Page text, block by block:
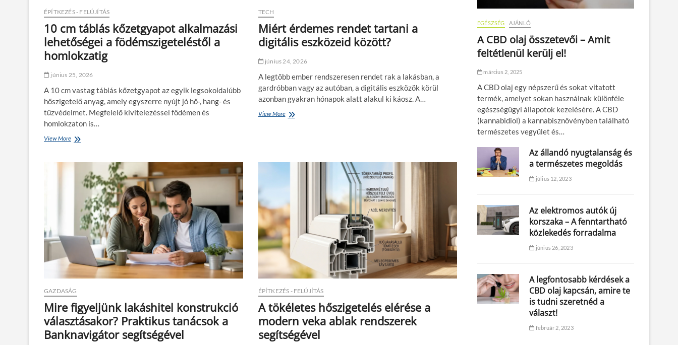
s
u
n
k
a
e
y
i
k
é
e
a
g
y
o
b
é
t
t
a
a
r
o
k
a
n
a
o
k
o
ÉPÍTKEZÉS - FELÚJÍTÁS
10 cm táblás kőzetgyapot alkalmazási
lehetőségei a födémszigeteléstől a
homlokzatig
június 25, 2026
A 10 cm vastag táblás kőzetgyapot az egyik legsokoldalúbb
hőszigetelő anyag, amely egyszerre nyújt jó hő-, hang- és
tűzvédelmet. Megfelelő kivitelezéssel födémen és
homlokzaton is…
View More
ő
t
a
p
o
t
l
TECH
Miért érdemes rendet tartani a
digitális eszközeid között?
június 24, 2026
A legtöbb ember rendszeresen rendet rak a lakásban, a
gardróbban vagy az autóban, a digitális eszközök körül
azonban gyakran hónapok alatt alakul ki káosz. A…
View MoreM
e
s
r
d
e
t
a
r
t
a
n
i
a
GAZDASÁG
Mire figyeljünk lakáshitel konstrukció
választásakor? Praktikus tanácsok a
Banknavigátor segítségével
ÉPÍTKEZÉS - FELÚJÍTÁS
A tökéletes hőszigetelés elérése a
modern veka ablak rendszerek
segítségével
EGÉSZSÉG AJÁNLÓ
A CBD olaj összetevői – Amit
feltétlenül kerülj el!
március 2, 2025
A CBD olaj egy népszerű és sokat vitatott
termék, amelyet sokan használnak különféle
egészségügyi állapotok kezelésére. A CBD
(kannabidiol) a kannabisznövényben található
természetes vegyület és…
Az állandó nyugtalanság és
a természetes megoldás
július 12, 2023
Az elektromos autók új
korszaka – A fenntartható
közlekedés forradalma
június 26, 2023
A legfontosabb kérdések a
CBD olaj kapcsán, amire te
is tudni szeretnéd a
választ!
február 2, 2023